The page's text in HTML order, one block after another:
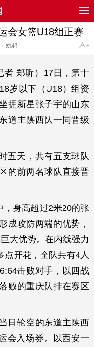
会女篮U18组正赛
姚想
者 郑昕）17日，第十
岁以下（U18）组资
拥新星张子宇的山东
道主陕西队一同晋级
五天，共有五支球队
的前两名球队直接晋
，身高超过2米20的张
成攻防两端的优势，
大优势。在内线强力
点开花，全队共有4人
击败对手，以四战
败的重庆队排在赛区
日轮空的东道主陕西
会入场券。以西安一